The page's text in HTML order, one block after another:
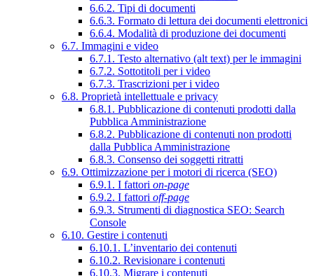
6.6.2. Tipi di documenti
6.6.3. Formato di lettura dei documenti elettronici
6.6.4. Modalità di produzione dei documenti
6.7. Immagini e video
6.7.1. Testo alternativo (alt text) per le immagini
6.7.2. Sottotitoli per i video
6.7.3. Trascrizioni per i video
6.8. Proprietà intellettuale e privacy
6.8.1. Pubblicazione di contenuti prodotti dalla
Pubblica Amministrazione
6.8.2. Pubblicazione di contenuti non prodotti
dalla Pubblica Amministrazione
6.8.3. Consenso dei soggetti ritratti
6.9. Ottimizzazione per i motori di ricerca (SEO)
6.9.1. I fattori on-page
6.9.2. I fattori off-page
6.9.3. Strumenti di diagnostica SEO: Search
Console
6.10. Gestire i contenuti
6.10.1. L’inventario dei contenuti
6.10.2. Revisionare i contenuti
6.10.3. Migrare i contenuti